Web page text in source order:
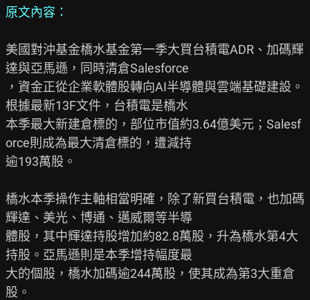
原文內容：
美國對沖基金橋水基金第一季大買台積電ADR、加碼輝
達與亞馬遜，同時清倉Salesforce
，資金正從企業軟體股轉向AI半導體與雲端基礎建設。
根據最新13F文件，台積電是橋水
本季最大新建倉標的，部位市值約3.64億美元；Salesf
orce則成為最大清倉標的，遭減持
逾193萬股。
橋水本季操作主軸相當明確，除了新買台積電，也加碼
輝達、美光、博通、邁威爾等半導
體股，其中輝達持股增加約82.8萬股，升為橋水第4大
持股。亞馬遜則是本季增持幅度最
大的個股，橋水加碼逾244萬股，使其成為第3大重倉
股。